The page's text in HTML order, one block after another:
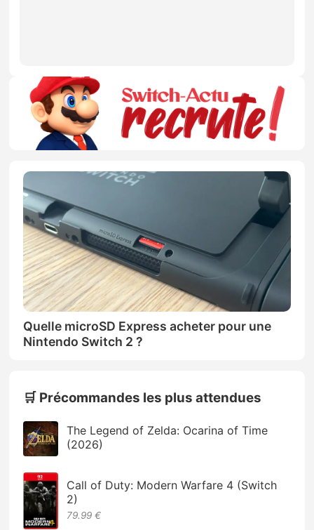
Quelle microSD Express acheter pour une
Nintendo Switch 2 ?
🛒 Précommandes les plus attendues
The Legend of Zelda: Ocarina of Time
(2026)
Call of Duty: Modern Warfare 4 (Switch
2)
79.99 €